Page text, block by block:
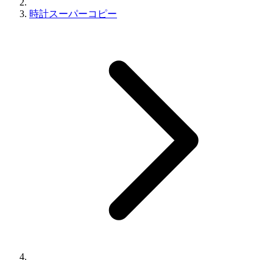
時計スーパーコピー